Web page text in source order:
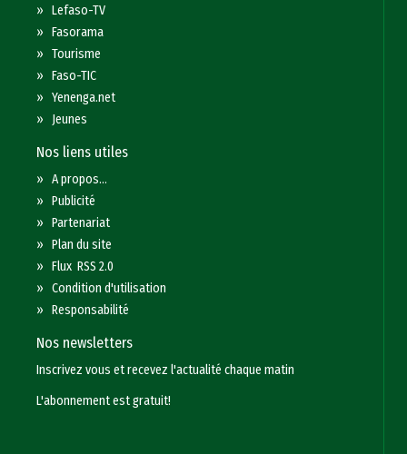
»Lefaso-TV
»Fasorama
»Tourisme
»Faso-TIC
»Yenenga.net
» Jeunes
Nos liens utiles
»A propos...
»Publicité
»Partenariat
»Plan du site
»Flux RSS 2.0
»Condition d'utilisation
»Responsabilité
Nos newsletters
Inscrivez vous et recevez l'actualité chaque matin
L'abonnement est gratuit!